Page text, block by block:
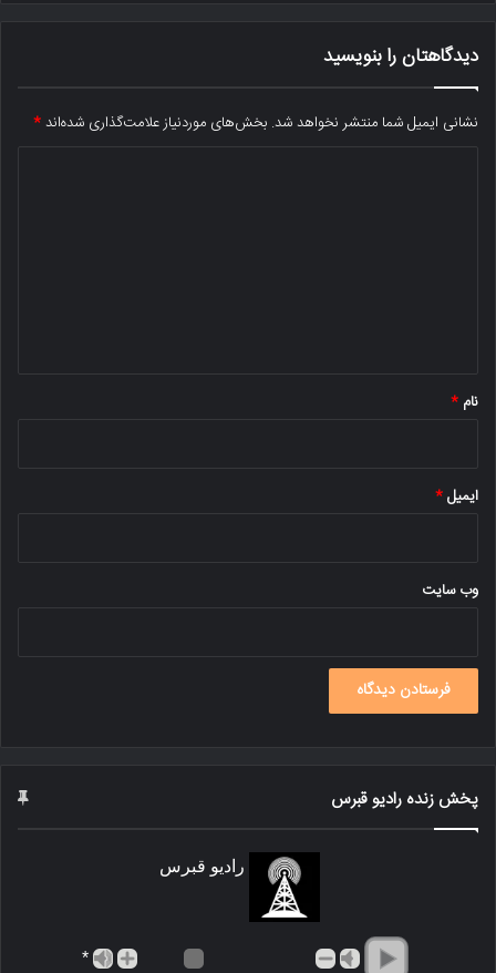
دیدگاهتان را بنویسید
نشانی ایمیل شما منتشر نخواهد شد. بخش‌های موردنیاز علامت‌گذاری شده‌اند*
نام *
ایمیل*
وب‌ سایت
پخش زنده رادیو قبرس
رادیو قبرس
*